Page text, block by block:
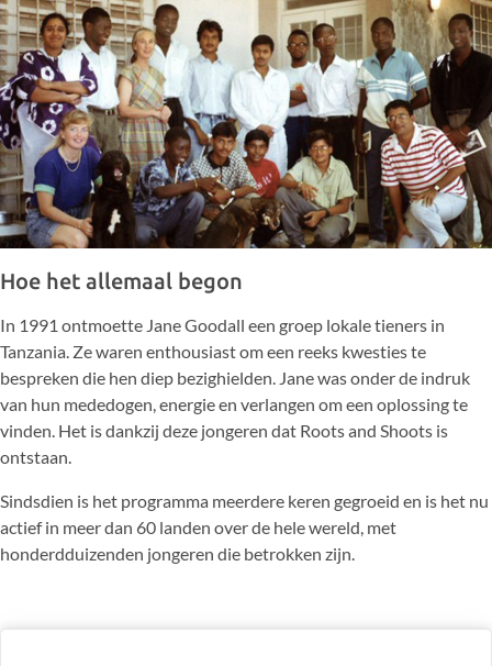
Hoe het allemaal begon
In 1991 ontmoette Jane Goodall een groep lokale tieners in
Tanzania. Ze waren enthousiast om een reeks kwesties te
bespreken die hen diep bezighielden. Jane was onder de indruk
van hun mededogen, energie en verlangen om een oplossing te
vinden. Het is dankzij deze jongeren dat Roots and Shoots is
ontstaan.
Sindsdien is het programma meerdere keren gegroeid en is het nu
actief in meer dan 60 landen over de hele wereld, met
honderdduizenden jongeren die betrokken zijn.